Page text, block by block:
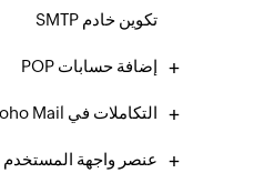
تكوين خادم SMTP
إضافة حسابات POP
التكاملات في Zoho Mail
عنصر واجهة